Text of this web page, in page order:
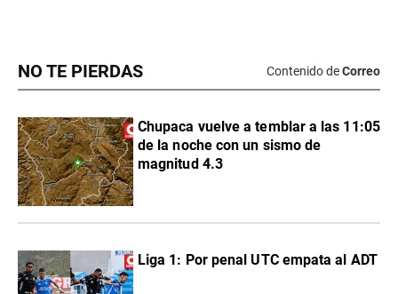
NO TE PIERDAS Contenido deCorreo
Chupaca vuelve a temblar a las 11:05
de la noche con un sismo de
magnitud 4.3
Liga 1: Por penal UTC empata al ADT